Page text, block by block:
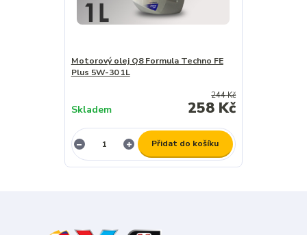
Motorový olej Q8 Formula Techno FE
Plus 5W-30 1L
244 Kč
258 Kč
Skladem
Přidat do košíku